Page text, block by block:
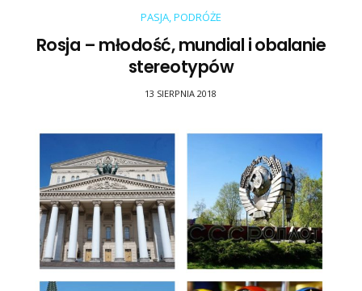
PASJA,PODRÓŻE
Rosja – młodość, mundial i obalanie
stereotypów
13 SIERPNIA 2018